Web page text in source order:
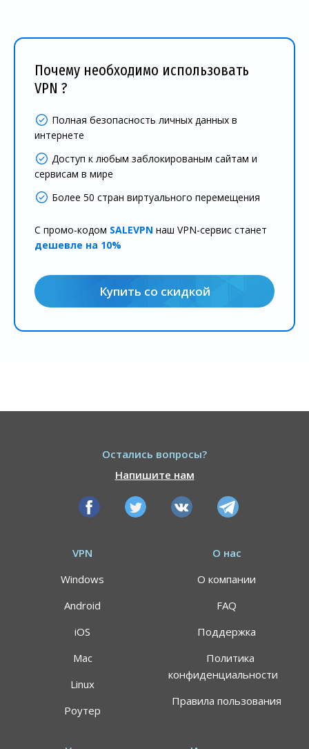
Почему необходимо использовать
VPN ?
Полная безопасность личных данных в
интернете
Доступ к любым заблокированым сайтам и
сервисам в мире
Более 50 стран виртуального перемещения
С промо-кодом SALEVPN наш VPN-сервис станет
дешевле на 10%
Купить со скидкой
Остались вопросы?
Напишите нам
VPN
Windows
Android
iOS
Mac
Linux
Роутер
О нас
О компании
FAQ
Поддержка
Политика
конфиденциальности
Правила пользования